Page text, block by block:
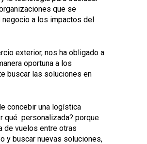
que se
negocio a los impactos del
exterior, nos ha obligado a
oportuna a los
buscar las soluciones en
concebir una logística
qué personalizada? porque
de vuelos entre otras
y buscar nuevas soluciones,